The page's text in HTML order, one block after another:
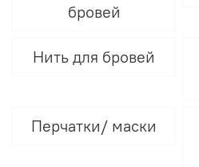
бровей
Нить для бровей
Перчатки/ маски